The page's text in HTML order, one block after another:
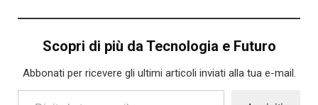
Scopri di più da Tecnologia e Futuro
Abbonati per ricevere gli ultimi articoli inviati alla tua e-mail.
Digita la tua e-mail...